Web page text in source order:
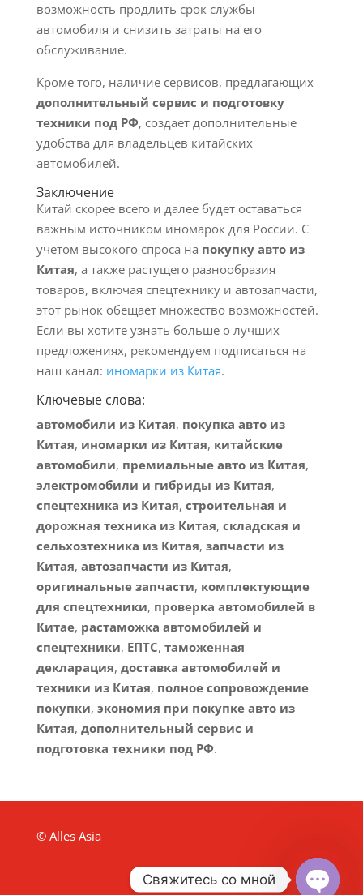
возможность продлить срок службы
автомобиля и снизить затраты на его
обслуживание.
Кроме того, наличие сервисов, предлагающих
дополнительный сервис и подготовку
техники под РФ, создает дополнительные
удобства для владельцев китайских
автомобилей.
Заключение
Китай скорее всего и далее будет оставаться
важным источником иномарок для России. С
учетом высокого спроса на покупку авто из
Китая, а также растущего разнообразия
товаров, включая спецтехнику и автозапчасти,
этот рынок обещает множество возможностей.
Если вы хотите узнать больше о лучших
предложениях, рекомендуем подписаться на
наш канал: иномарки из Китая.
Ключевые слова:
автомобили из Китая, покупка авто из
Китая, иномарки из Китая, китайские
автомобили, премиальные авто из Китая,
электромобили и гибриды из Китая,
спецтехника из Китая, строительная и
дорожная техника из Китая, складская и
сельхозтехника из Китая, запчасти из
Китая, автозапчасти из Китая,
оригинальные запчасти, комплектующие
для спецтехники, проверка автомобилей в
Китае, растаможка автомобилей и
спецтехники, ЕПТС, таможенная
декларация, доставка автомобилей и
техники из Китая, полное сопровождение
покупки, экономия при покупке авто из
Китая, дополнительный сервис и
подготовка техники под РФ.
© Alles Asia
Свяжитесь со мной